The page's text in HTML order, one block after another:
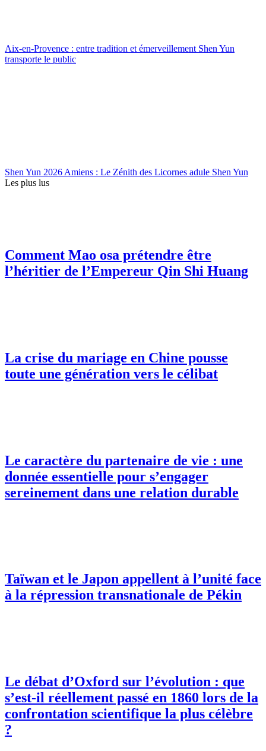
Aix-en-Provence : entre tradition et émerveillement Shen Yun
transporte le public
Shen Yun 2026 Amiens : Le Zénith des Licornes adule Shen Yun
Les plus lus
Comment Mao osa prétendre être
l’héritier de l’Empereur Qin Shi Huang
La crise du mariage en Chine pousse
toute une génération vers le célibat
Le caractère du partenaire de vie : une
donnée essentielle pour s’engager
sereinement dans une relation durable
Taïwan et le Japon appellent à l’unité face
à la répression transnationale de Pékin
Le débat d’Oxford sur l’évolution : que
s’est-il réellement passé en 1860 lors de la
confrontation scientifique la plus célèbre
?